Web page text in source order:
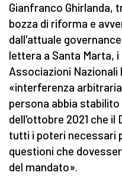
Gianfranco Ghirlanda,
bozza di riforma e
dall'attuale
lettera a Santa Marta,
Associazioni
«interferenza
persona abbia
dell'ottobre 2021 che il
tutti i poteri necessari
questioni che
del mandato».